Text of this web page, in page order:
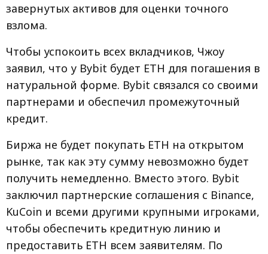
завернутых активов для оценки точного
взлома.
Чтобы успокоить всех вкладчиков, Чжоу
заявил, что у Bybit будет ETH для погашения в
натуральной форме. Bybit связался со своими
партнерами и обеспечил промежуточный
кредит.
Биржа не будет покупать ETH на открытом
рынке, так как эту сумму невозможно будет
получить немедленно. Вместо этого. Bybit
заключил партнерские соглашения с Binance,
KuCoin и всеми другими крупными игроками,
чтобы обеспечить кредитную линию и
предоставить ETH всем заявителям. По